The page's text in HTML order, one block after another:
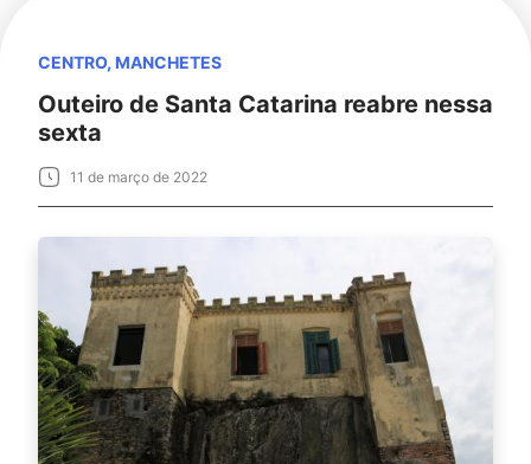
CENTRO, MANCHETES
Outeiro de Santa Catarina reabre nessa
sexta
11 de março de 2022